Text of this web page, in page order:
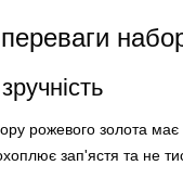
рожевого золота має
зап'ястя та не